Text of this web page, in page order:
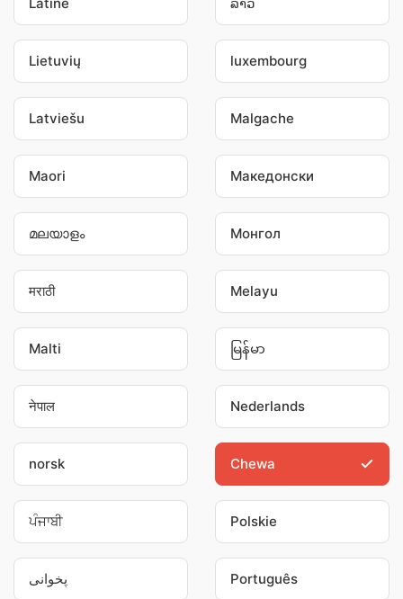
Lietuvių luxembourg
Latviešu Malgache
Maori Македонски
മലയാളം Монгол
मराठी Melayu
Malti မြန်မာ
नेपाल Nederlands
norsk Chewa
ਪੰਜਾਬੀ Polskie
پخوانی Português